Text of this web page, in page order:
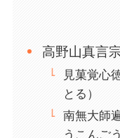
高野山真言
見菓覚心
とる）
南無大師
うこんごう